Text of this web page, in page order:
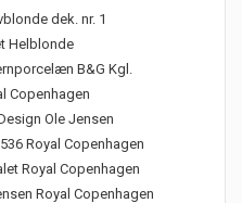
dek. nr. 1
Helblonde
B&G Kgl.
Copenhagen
Ole Jensen
Royal Copenhagen
Royal Copenhagen
Royal Copenhagen